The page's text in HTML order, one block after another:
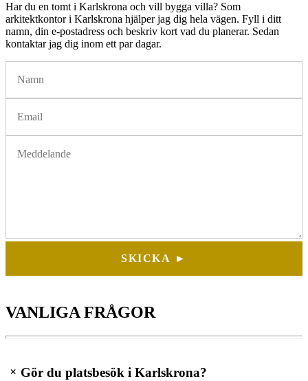
Har du en tomt i Karlskrona och vill bygga villa? Som
arkitektkontor i Karlskrona hjälper jag dig hela vägen. Fyll i ditt
namn, din e-postadress och beskriv kort vad du planerar. Sedan
kontaktar jag dig inom ett par dagar.
SKICKA ►
VANLIGA FRÅGOR
+ Gör du platsbesök i Karlskrona?